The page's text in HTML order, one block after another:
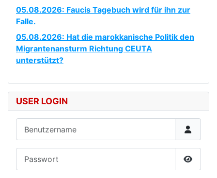
05.08.2026: Faucis Tagebuch wird für ihn zur
Falle.
05.08.2026: Hat die marokkanische Politik den
Migrantenansturm Richtung CEUTA
unterstützt?
USER LOGIN